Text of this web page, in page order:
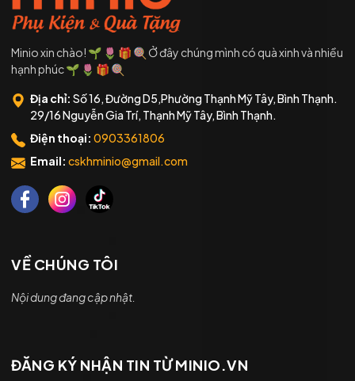
Minio xin chào! 🌱 🌷 🎁 🍭 Ở đây chúng mình có quà xinh và nhiều
hạnh phúc 🌱 🌷 🎁 🍭
Địa chỉ: Số 16, Đường D5,Phường Thạnh Mỹ Tây, Bình Thạnh.
29/16 Nguyễn Gia Trí, Thạnh Mỹ Tây, Bình Thạnh.
Điện thoại: 0903361806
Email: cskhminio@gmail.com
VỀ CHÚNG TÔI
Nội dung đang cập nhật.
ĐĂNG KÝ NHẬN TIN TỪ MINIO.VN